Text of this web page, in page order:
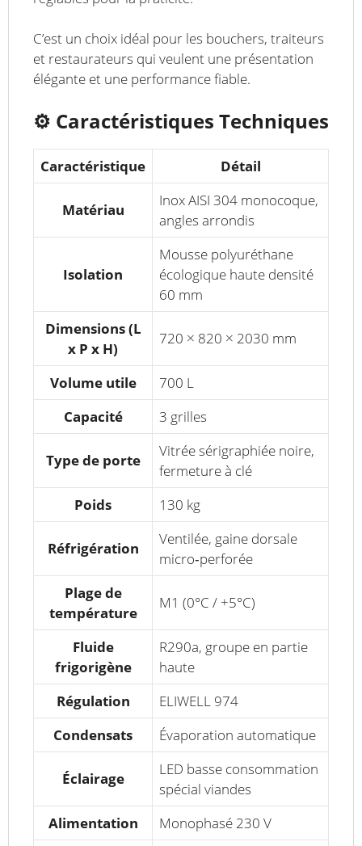
C’est un choix idéal pour les bouchers, traiteurs
et restaurateurs qui veulent une présentation
élégante et une performance fiable.
⚙️ Caractéristiques Techniques
Caractéristique Détail
Matériau
Inox AISI 304 monocoque,
angles arrondis
Isolation
Mousse polyuréthane
écologique haute densité
60 mm
Dimensions (L
x P x H)
720 × 820 × 2030 mm
Volume utile
700 L
Capacité
3 grilles
Type de porte
Vitrée sérigraphiée noire,
fermeture à clé
Poids
130 kg
Réfrigération
Ventilée, gaine dorsale
micro‑perforée
Plage de
température
M1 (0°C / +5°C)
Fluide
frigorigène
R290a, groupe en partie
haute
Régulation
ELIWELL 974
Condensats
Évaporation automatique
Éclairage
LED basse consommation
spécial viandes
Alimentation
Monophasé 230 V